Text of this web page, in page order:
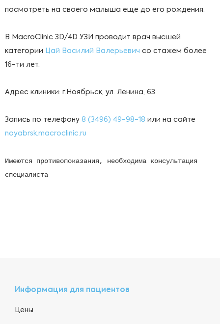
посмотреть на своего малыша еще до его рождения.
В MacroClinic 3D/4D УЗИ проводит врач высшей
категории Цай Василий Валерьевич со стажем более
16-ти лет.
Адрес клиники: г.Ноябрьск, ул. Ленина, 63.
Запись по телефону 8 (3496) 49-98-18 или на сайте
noyabrsk.macroclinic.ru
Имеются противопоказания, необходима консультация
специалиста
Информация для пациентов
Цены